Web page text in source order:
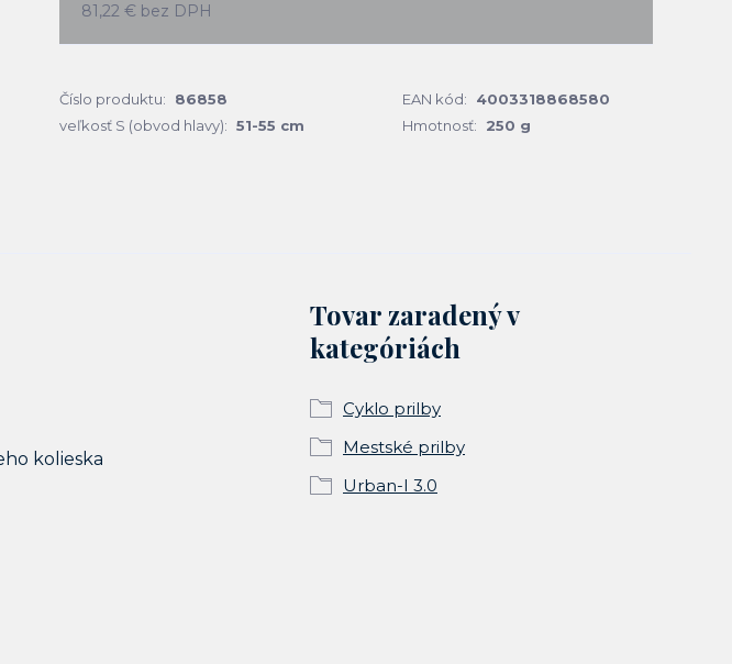
81,22 € bez DPH
Číslo produktu: 86858 EAN kód:
4003318868580
veľkosť S (obvod hlavy): 51-55 cm Hmotnosť: 250 g
kolieska
Tovar zaradený v
kategóriách
Cyklo prilby
Mestské prilby
Urban-I 3.0